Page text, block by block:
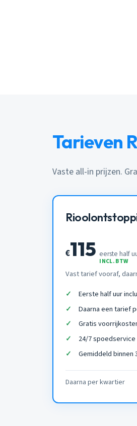
Tarieven
Vaste all-in prijzen.
€115 eerste half
INCL. BTW
Vast tarief vooraf,
Eerste half uur
Daarna een tarief
Gratis
24/7 spoedservice
Gemiddeld binnen
Daarna per kwartier